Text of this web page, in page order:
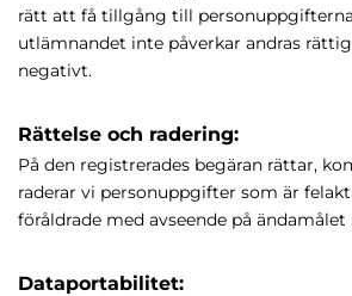
rätt att få tillgång till
utlämnandet inte påverkar andras
negativt.
Rättelse och radering:
På den registrerades begäran rättar,
raderar vi personuppgifter som är
föråldrade med avseende på
Dataportabilitet: